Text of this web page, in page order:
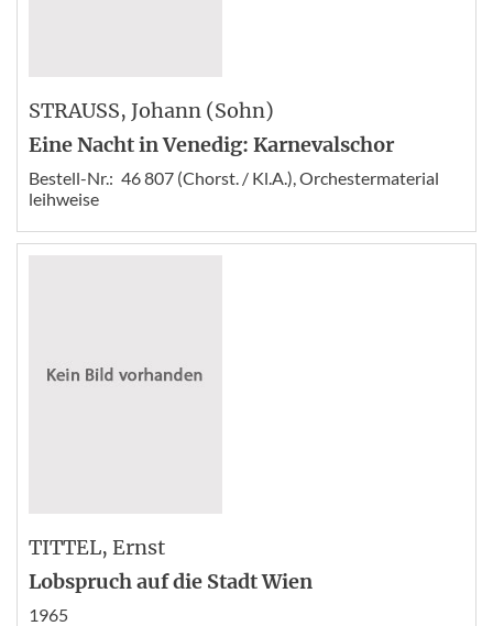
STRAUSS, Johann (Sohn)
Eine Nacht in Venedig: Karnevalschor
Bestell-Nr.: 46 807 (Chorst. / Kl.A.), Orchestermaterial
leihweise
TITTEL, Ernst
Lobspruch auf die Stadt Wien
1965